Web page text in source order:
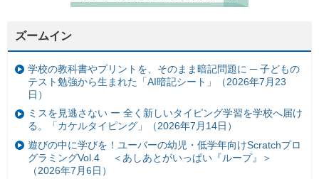
ズームイン
学校の教科書やプリントを、そのまま暗記問題に ─ 子どもの
テスト勉強から生まれた「AI暗記シート」（2026年7月23
日）
ミスを見逃さない ー 全く新しいタイピング学習を学校へ届け
る。「カケルタイピング」（2026年7月14日）
遊びの中に学びを！ユーバーの幼児・低学年向けScratchプロ
グラミングVol.4 ＜あしあとがいっぱい『ループ』＞
（2026年7月6日）